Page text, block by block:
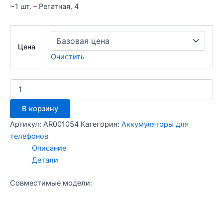
~1 шт. – Регатная, 4
Цена
Очистить
Количество
товара
CS-
NK800SL
-
Nokia
В корзину
Артикул: AR001054 Категория: Аккумуляторы для
телефонов
Описание
Детали
Совместимые модели: